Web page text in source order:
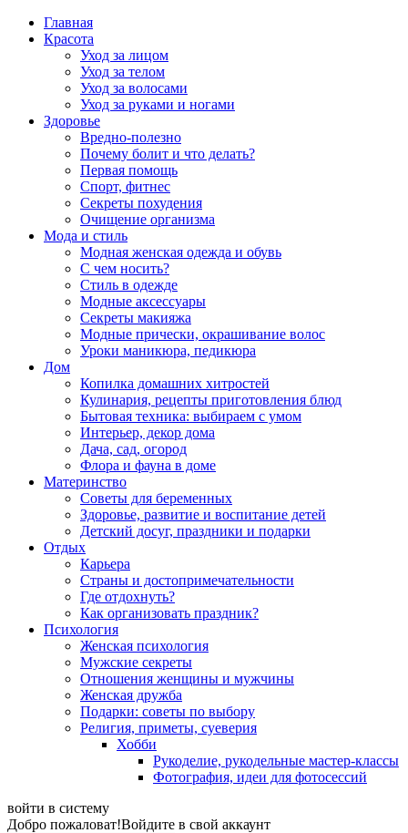
Главная
Красота
Уход за лицом
Уход за телом
Уход за волосами
Уход за руками и ногами
Здоровье
Вредно-полезно
Почему болит и что делать?
Первая помощь
Спорт, фитнес
Секреты похудения
Очищение организма
Мода и стиль
Модная женская одежда и обувь
С чем носить?
Стиль в одежде
Модные аксессуары
Секреты макияжа
Модные прически, окрашивание волос
Уроки маникюра, педикюра
Дом
Копилка домашних хитростей
Кулинария, рецепты приготовления блюд
Бытовая техника: выбираем с умом
Интерьер, декор дома
Дача, сад, огород
Флора и фауна в доме
Материнство
Советы для беременных
Здоровье, развитие и воспитание детей
Детский досуг, праздники и подарки
Отдых
Карьера
Страны и достопримечательности
Где отдохнуть?
Как организовать праздник?
Психология
Женская психология
Мужские секреты
Отношения женщины и мужчины
Женская дружба
Подарки: советы по выбору
Религия, приметы, суеверия
Хобби
Рукоделие, рукодельные мастер-классы
Фотография, идеи для фотосессий
войти в систему
Добро пожаловат!Войдите в свой аккаунт